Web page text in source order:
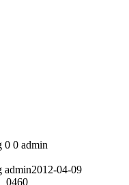
0 0 admin
admin2012-04-09